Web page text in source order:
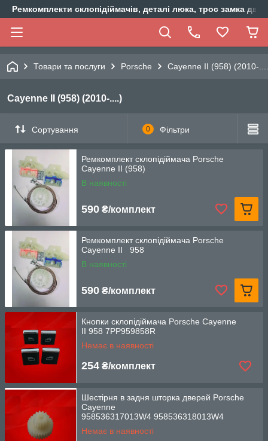
Ремкомплекти склопідіймачів, деталі люка, трос замка
Товари та послуги Porsche Cayenne II (958) (2010-
Cayenne II (958) (2010-....)
Сортування 0 Фільтри
Ремкомплект склопідіймача Porsche
Cayenne II (958)
В наявності
590 ₴/комплект
Ремкомплект склопідіймача Porsche
Cayenne II 958
В наявності
590 ₴/комплект
Кнопки склопідіймача Porsche Cayenne
II 958 7PP959858R
Немає в наявності
254 ₴/комплект
Шестірня в задня шторка дверей Porsche
Cayenne
958536317013W4 958536318013W4
95853631701 95853631801
Немає в наявності